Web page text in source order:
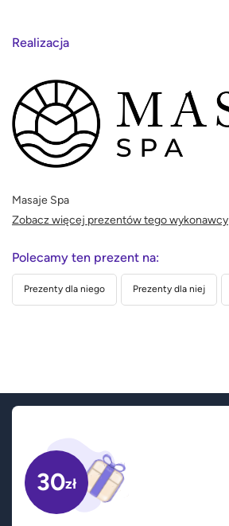
Realizacja
Masaje Spa
Zobacz więcej prezentów tego wykonawcy
Polecamy ten prezent na:
Prezenty dla niego Prezenty dla niej
30zł